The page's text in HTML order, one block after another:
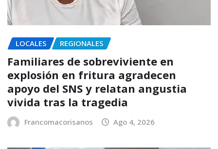
LOCALES REGIONALES
Familiares de sobreviviente en
explosión en fritura agradecen
apoyo del SNS y relatan angustia
vivida tras la tragedia
Francomacorisanos Ago 4, 2026